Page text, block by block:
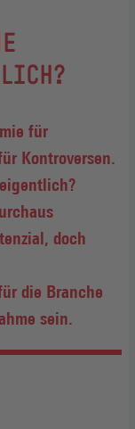
für
Kontroversen.
doch
die Branche
sein.